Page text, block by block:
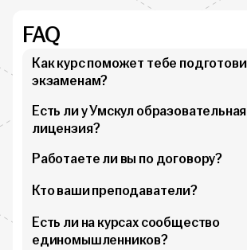
FAQ
Как курс поможет тебе
экзаменам?
Есть ли у Умскул образовательная
лицензия?
Работаете ли вы по договору?
Кто ваши преподаватели?
Есть ли на курсах сообщество
единомышленников?